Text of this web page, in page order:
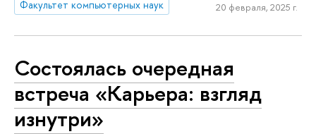
Факультет компьютерных наук
20 февраля, 2025 г.
Состоялась очередная
встреча «Карьера: взгляд
изнутри»